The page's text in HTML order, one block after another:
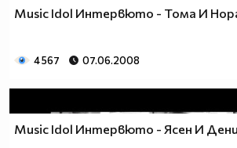
Music Idol Интервюто - Тома И
4 567 07.06.2008
Music Idol Интервюто - Ясен И